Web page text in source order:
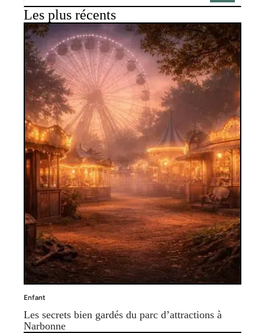
Les plus récents
Enfant
Les secrets bien gardés du parc d’attractions à
Narbonne